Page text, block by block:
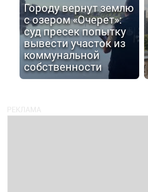
Городу вернут землю
с озером «Очерет»:
суд пресек попытку
вывести участок из
коммунальной
собственности